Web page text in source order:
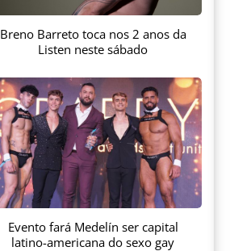
Breno Barreto toca nos 2 anos da
Listen neste sábado
Evento fará Medelín ser capital
latino-americana do sexo gay